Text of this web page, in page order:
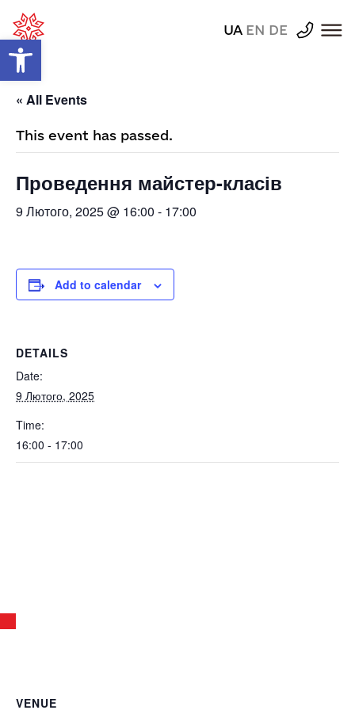
Відкрити Панель інструментів
UA EN DE
« All Events
This event has passed.
Проведення майстер-класів
9 Лютого, 2025 @ 16:00 - 17:00
Add to calendar
DETAILS
Date:
9 Лютого, 2025
Time:
16:00 - 17:00
VENUE